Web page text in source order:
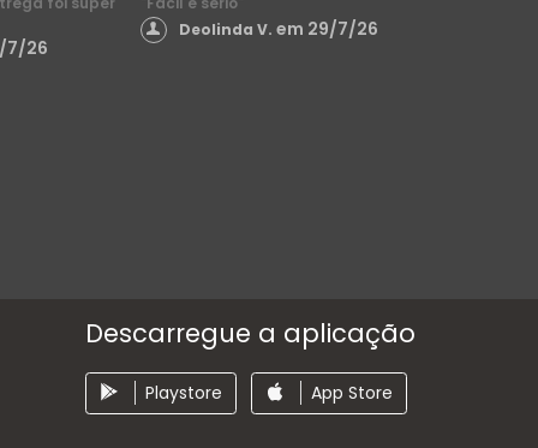
7/26
Deolinda V. em 29/7/26
Descarregue a aplicação
Playstore App Store